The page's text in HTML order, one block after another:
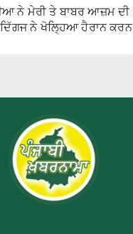
ਨੇ ਮੇਰੀ ਤੇ ਬਾਬਰ ਆਜ਼ਮ
ਨੇ ਖੋਲ੍ਹਿਆ ਹੈਰਾਨ ਕਰਨ